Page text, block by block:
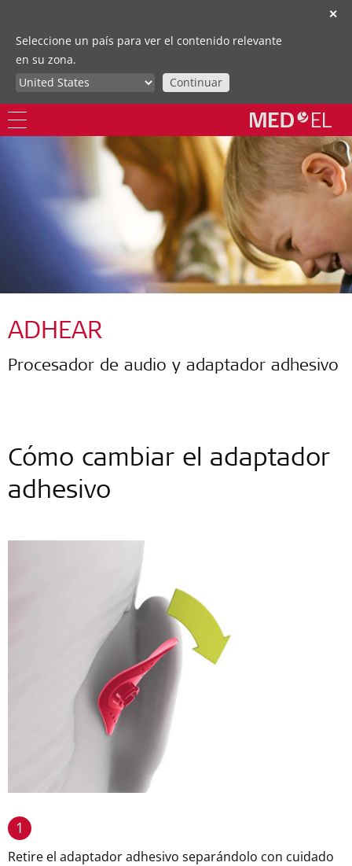
✕
Seleccione un país para ver el contenido relevante
en su zona.
Continuar
ADHEAR
Procesador de audio y adaptador adhesivo
Cómo cambiar el adaptador
adhesivo
1
Retire el adaptador adhesivo separándolo con cuidado